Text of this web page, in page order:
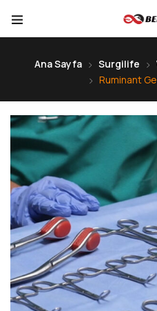
Ana Sayfa Surgilife
Ruminant